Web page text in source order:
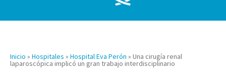
Inicio » Hospitales » Hospital Eva Perón » Una cirugía renal
laparoscópica implicó un gran trabajo interdisciplinario